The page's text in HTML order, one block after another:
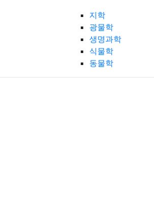
지학
광물학
생명과학
식물학
동물학